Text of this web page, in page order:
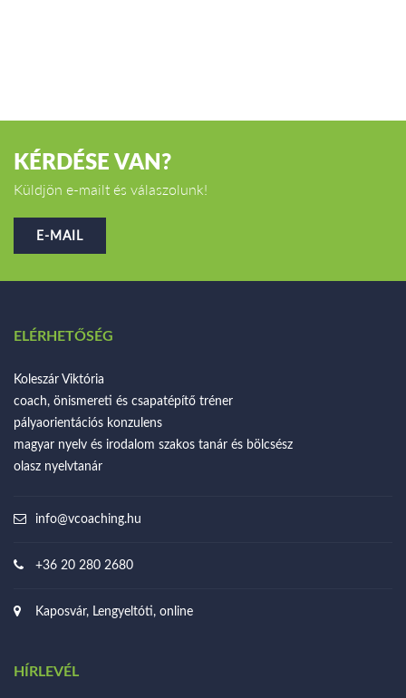
KÉRDÉSE VAN?
Küldjön e-mailt és válaszolunk!
E-MAIL
ELÉRHETŐSÉG
Koleszár Viktória
coach, önismereti és csapatépítő tréner
pályaorientációs konzulens
magyar nyelv és irodalom szakos tanár és bölcsész
olasz nyelvtanár
info@vcoaching.hu
+36 20 280 2680
Kaposvár, Lengyeltóti, online
HÍRLEVÉL